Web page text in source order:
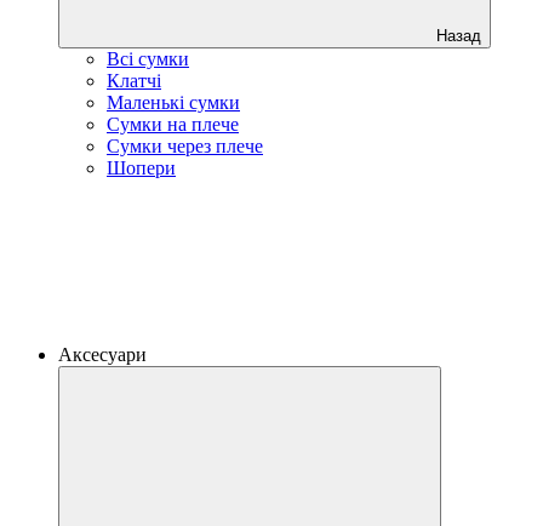
Назад
Всі сумки
Клатчі
Маленькі сумки
Сумки на плече
Сумки через плече
Шопери
Аксесуари